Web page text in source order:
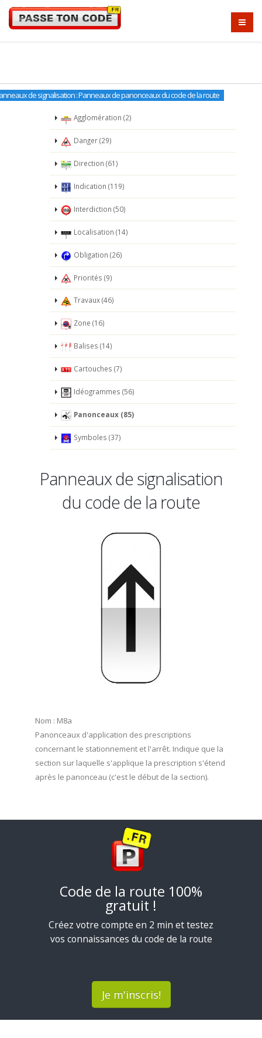
de signalisation : Panneaux de panonceaux du code de la route
Agglomération (2)
Danger (29)
Direction (61)
Indication (119)
Interdiction (50)
Localisation (14)
Obligation (26)
Priorités (9)
Travaux (46)
Zone (16)
Balises (14)
Cartouches (7)
Idéogrammes (56)
Panonceaux (85)
Symboles (37)
Panneaux de signalisation
du code de la route
Nom : M8a
Panonceaux d'application des prescriptions
concernant le stationnement et l'arrêt. Indique que la
section sur laquelle s'applique la prescription s'étend
après le panonceau (c'est le début de la section).
Code de la route 100%
gratuit !
Créez votre compte en 2 min et testez
vos connaissances du code de la route
Je m'inscris!